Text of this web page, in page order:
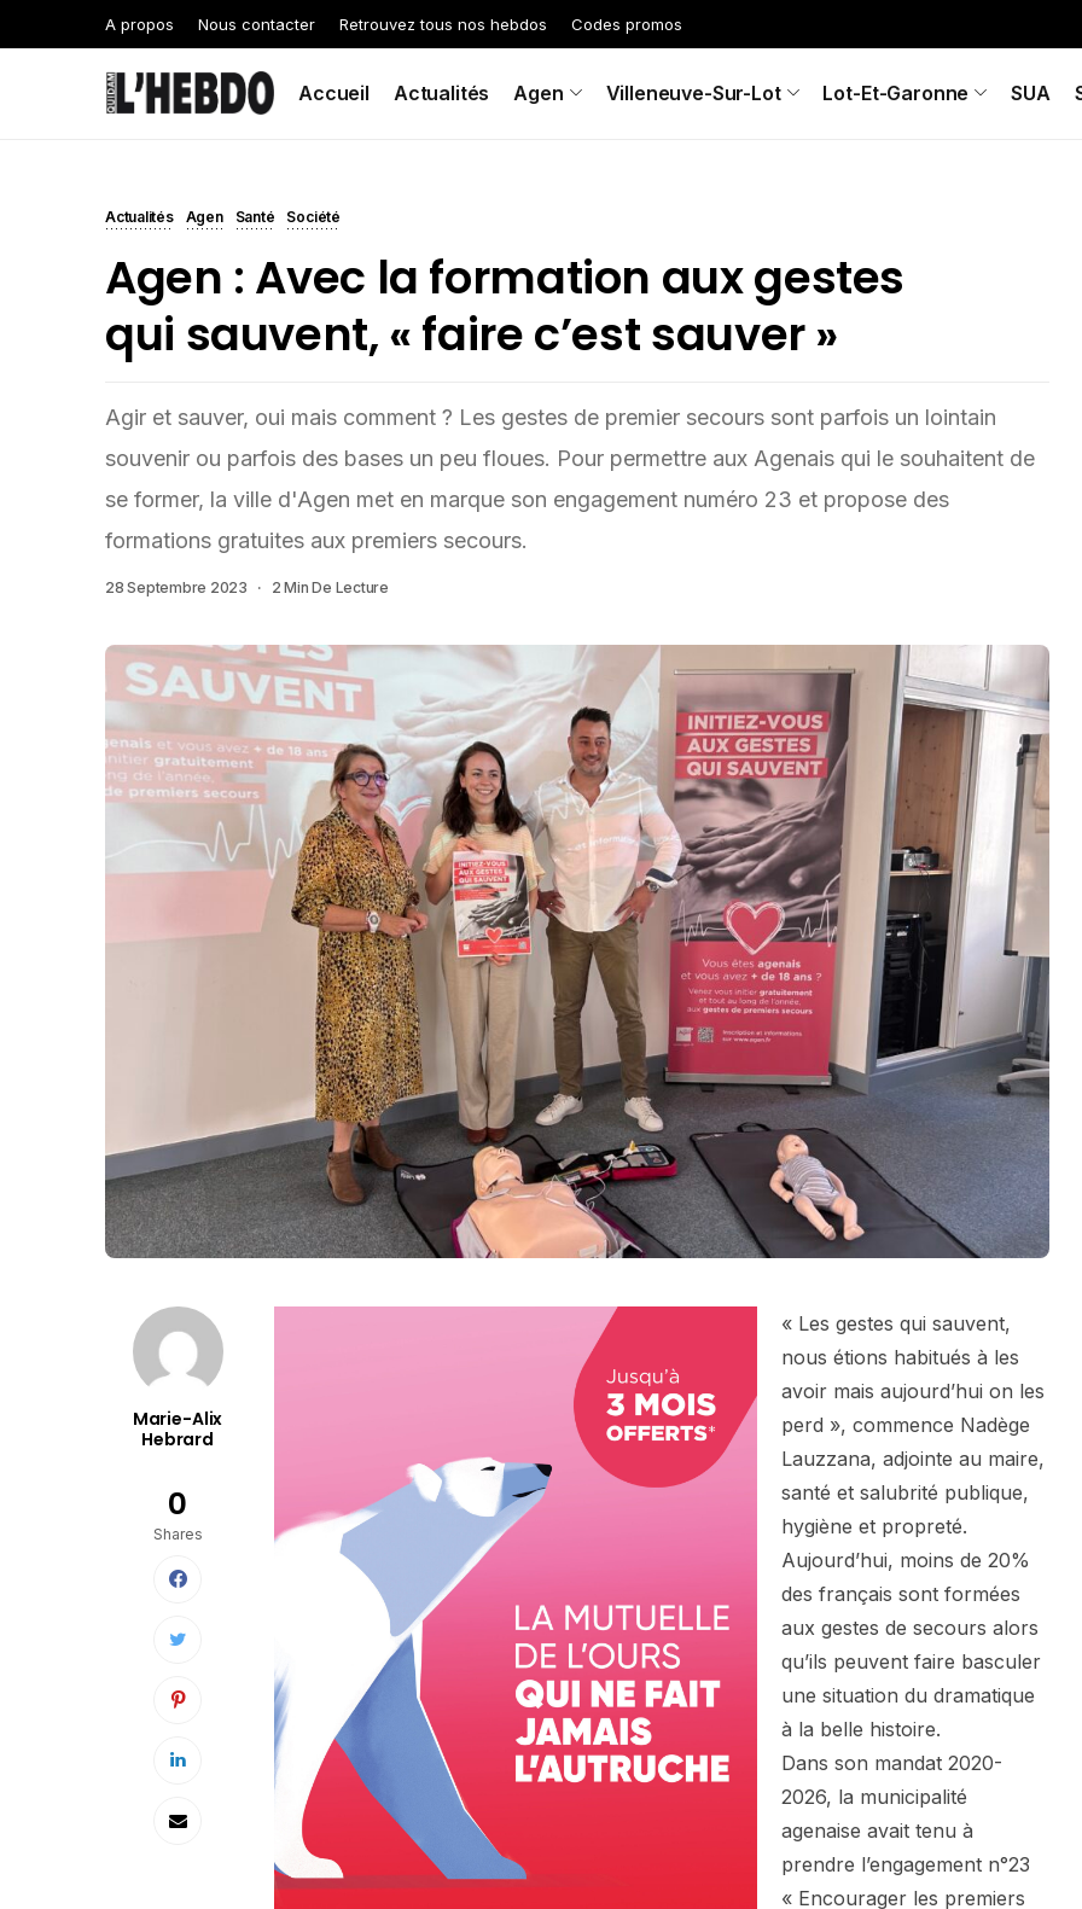
A propos Nous contacter Retrouvez tous nos hebdos Codes promos
Accueil Actualités Agen Villeneuve-Sur-Lot Lot-Et-Garonne SUA
Actualités Agen Santé Société
Agen : Avec la formation aux gestes
qui sauvent, « faire c’est sauver »
Agir et sauver, oui mais comment ? Les gestes de premier secours sont parfois un lointain
souvenir ou parfois des bases un peu floues. Pour permettre aux Agenais qui le souhaitent de
se former, la ville d'Agen met en marque son engagement numéro 23 et propose des
formations gratuites aux premiers secours.
28 Septembre 2023 2 Min De Lecture
Marie-Alix
Hebrard
0
Shares
« Les gestes qui sauvent,
nous étions habitués à les
avoir mais aujourd’hui on les
perd », commence Nadège
Lauzzana, adjointe au maire,
santé et salubrité publique,
hygiène et propreté.
Aujourd’hui, moins de 20%
des français sont formées
aux gestes de secours alors
qu’ils peuvent faire basculer
une situation du dramatique
à la belle histoire.
Dans son mandat 2020-
2026, la municipalité
agenaise avait tenu à
prendre l’engagement n°23
« Encourager les premiers